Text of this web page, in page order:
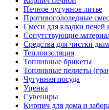
Печное чугунное литье
Противогололедные
Смеси для кладки печей
Сопутствующие
Средства для чистки
Теплоизоляция
Топливные брикеты
Топливные пеллеты
Чугунная посуда
Уценка
Сувениры
Кирпич для дома и